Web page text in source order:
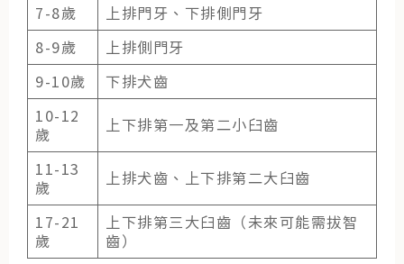
7-8歲
上排門牙、下排側門牙
8-9歲
上排側門牙
9-10歲
下排犬齒
10-12
歲
上下排第一及第二小臼齒
11-13
歲
上排犬齒、上下排第二大臼齒
17-21
歲
上下排第三大臼齒（未來可能需拔智
齒）